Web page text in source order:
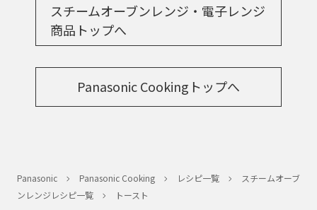
スチームオーブンレンジ・電子レンジ
商品トップへ
Panasonic Cookingトップへ
Panasonic Panasonic Cooking レシピ一覧
スチームオーブ
ンレンジレシピ一覧
トースト